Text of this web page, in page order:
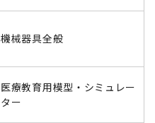
機械器具全般
医療教育用模型・シミュレー
ター